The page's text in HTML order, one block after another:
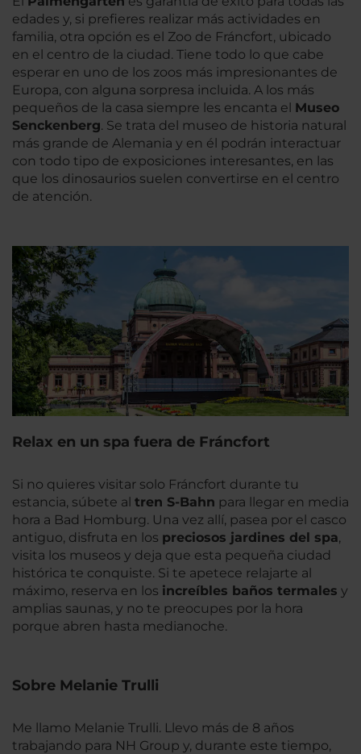
edades y, si prefieres realizar más actividades en
familia, otra opción es el Zoo de Fráncfort, ubicado
en el centro de la ciudad. Tiene todo lo que cabe
esperar en uno de los zoos más impresionantes de
Europa, con alguna sorpresa incluida. A los más
pequeños de la casa siempre les encanta el Museo
Senckenberg. Se trata del museo de historia natural
más grande de Alemania y en él podrán interactuar
con todo tipo de exposiciones interesantes, en las
que los dinosaurios suelen convertirse en el centro
de atención.
Relax en un spa fuera de Fráncfort
Si no quieres visitar solo Fráncfort durante tu
estancia, súbete al tren S-Bahn para llegar en media
hora a Bad Homburg. Una vez allí, pasea por el casco
antiguo, disfruta en los preciosos jardines del spa,
visita los museos y deja que esta pequeña ciudad
histórica te conquiste. Si te apetece relajarte al
máximo, reserva en los increíbles baños termales y
amplias saunas, y no te preocupes por la hora
porque abren hasta medianoche.
Sobre Melanie Trulli
Me llamo Melanie Trulli. Llevo más de 8 años
trabajando para NH Group y, durante este tiempo,